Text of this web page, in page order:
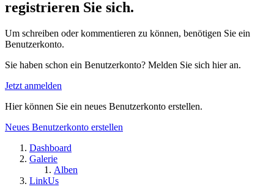
registrieren Sie sich.
Um schreiben oder kommentieren zu können, benötigen Sie ein
Benutzerkonto.
Sie haben schon ein Benutzerkonto? Melden Sie sich hier an.
Jetzt anmelden
Hier können Sie ein neues Benutzerkonto erstellen.
Neues Benutzerkonto erstellen
Dashboard
Galerie
Alben
LinkUs